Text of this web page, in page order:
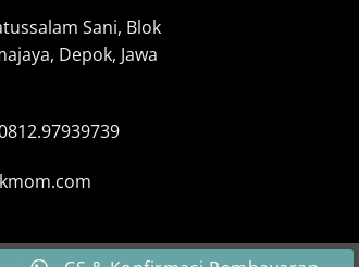
Sani, Blok
Depok, Jawa